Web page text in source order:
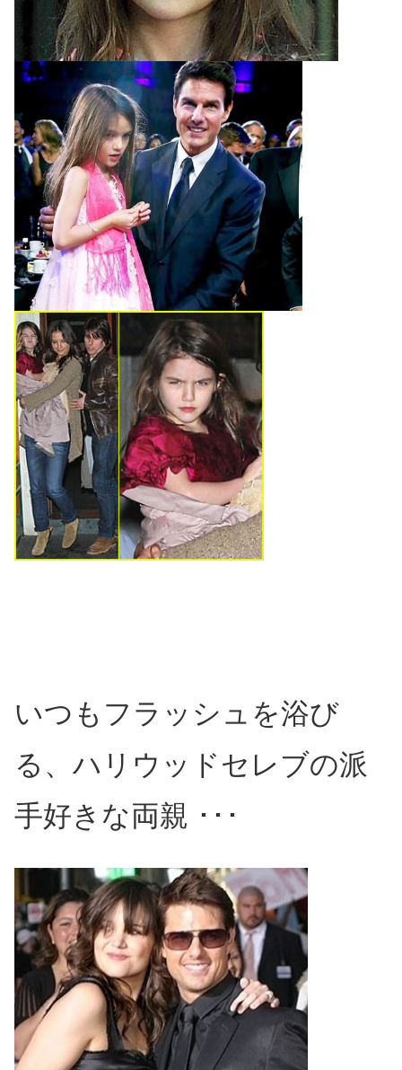
いつもフラッシュを浴び
る、ハリウッドセレブの派
手好きな両親 ･･･